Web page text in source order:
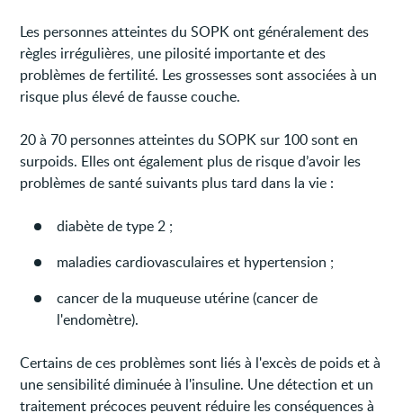
Les personnes atteintes du SOPK ont généralement des
règles irrégulières, une pilosité importante et des
problèmes de fertilité. Les grossesses sont associées à un
risque plus élevé de fausse couche.
20 à 70 personnes atteintes du SOPK sur 100 sont en
surpoids. Elles ont également plus de risque d’avoir les
problèmes de santé suivants plus tard dans la vie :
diabète de type 2 ;
maladies cardiovasculaires et hypertension ;
cancer de la muqueuse utérine (cancer de
l'endomètre).
Certains de ces problèmes sont liés à l'excès de poids et à
une sensibilité diminuée à l'insuline. Une détection et un
traitement précoces peuvent réduire les conséquences à